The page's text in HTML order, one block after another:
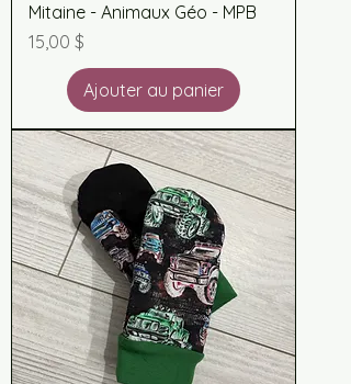
Mitaine - Animaux Géo - MPB
Prix
15,00 $
Ajouter au panier